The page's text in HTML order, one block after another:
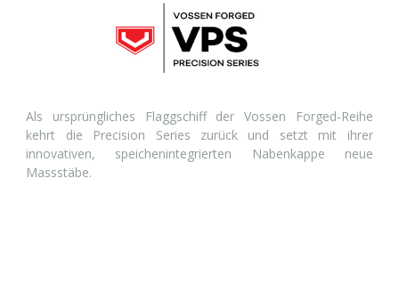
Als ursprüngliches Flaggschiff der Vossen Forged-Reihe
kehrt die Precision Series zurück und setzt mit ihrer
innovativen, speichenintegrierten Nabenkappe neue
Massstäbe.